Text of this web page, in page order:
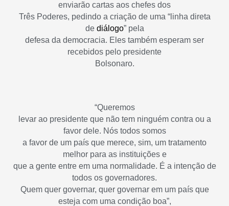
enviarão cartas aos chefes dos
Três Poderes, pedindo a criação de uma “linha direta
de diálogo” pela
defesa da democracia. Eles também esperam ser
recebidos pelo presidente
Bolsonaro.
“Queremos
levar ao presidente que não tem ninguém contra ou a
favor dele. Nós todos somos
a favor de um país que merece, sim, um tratamento
melhor para as instituições e
que a gente entre em uma normalidade. É a intenção de
todos os governadores.
Quem quer governar, quer governar em um país que
esteja com uma condição boa”,